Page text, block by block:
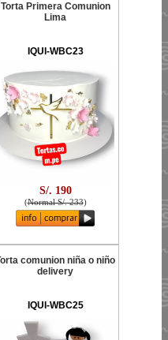
Torta Primera Comunion
Lima
IQUI-WBC23
S/. 190
(Normal S/. 233)
comunion niña o niño
delivery
IQUI-WBC25